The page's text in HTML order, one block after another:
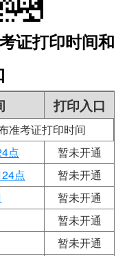
证打印时间和
打印入口
准考证打印时间
点
暂未开通
点
暂未开通
暂未开通
暂未开通
暂未开通